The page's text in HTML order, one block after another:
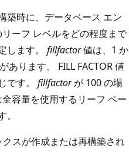
築時に、データベース エン
ーフ レベルをどの程度まで
します。 fillfactor値は、1 か
あります。 FILL FACTOR 値
です。 fillfactorが 100 の場
容量を使用するリーフ ペー
スが作成または再構築され